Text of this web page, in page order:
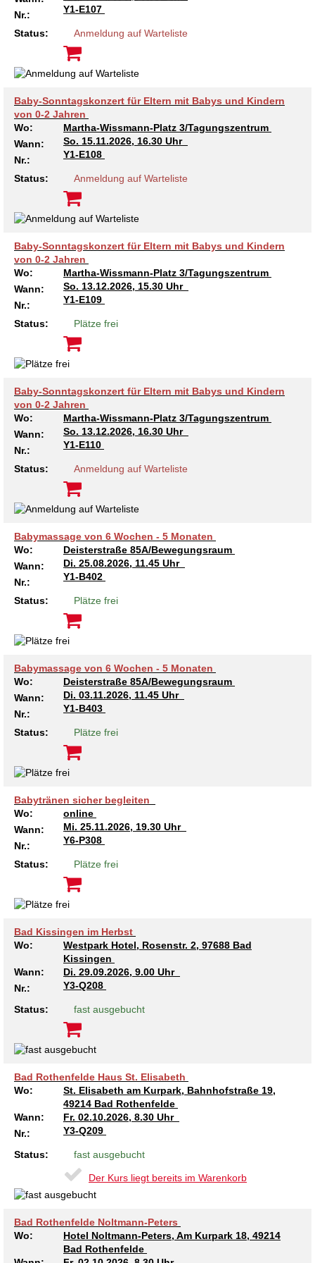
Kindertagesstätte Klaus-Müller-Kilian-Weg /
“Mäuseburg” / Familienzentrum
Kindertagesstätte König-Ludwig-Straße
Kindertagesstätte Langes Feld “Deisterspatzen”
Kindertagesstätte Moorlilienweg /
Familienzentrum
Kindertagesstätte Petermannstraße /
Familienzentrum
Kindertagesstätte Pfarrlandplatz
Kindertagesstätte Rosenbergstraße
Krippe Schleswiger Straße
Kindertagesstätte Schneiderberg
Kindertagesstätte Sylter Weg
Kindertagesstätte Tresckowstraße
Kindertagesstätte Voltmerstraße
Kindertagesstätte Wiehbergstraße
Kindertagesstätte Hiltrud-Grote-Weg
Kindertagesstätte Ibykusweg / Familienzentrum
Kindertagesstätte Johannes-Lau-Hof
Kindertagesstätte Kapellenbrink /
Familienzentrum
Kindertagesstätte Klaus-Müller-Kilian-Weg /
“Mäuseburg” / Familienzentrum
Kindertagesstätte König-Ludwig-Straße
Kindertagesstätte Langes Feld “Deisterspatzen”
Kindertagesstätte Levester Straße
Offene Sprach-Sprechstunde
Kindertagesstätte Moorlilienweg /
Familienzentrum
Kindertagesstätte Mühenkamp / Familienzentrum
Kindertagesstätte Petermannstraße /
Familienzentrum
Kindertagesstätte Pfarrlandplatz
Hör- und Sprachheilkindergarten Ratswiese
Kindertagesstätte Rosenbergstraße
Kindertagesstätte Schneiderberg
Kindertagesstätte Schweriner Straße /
Familienzentrum
Kindertagesstätte Sylter Weg
Kindertagesstätte Tresckowstraße
Kindertagesstätte Voltmerstraße
Nr.:
Y1-E107
Status: Anmeldung auf Warteliste
Baby-Sonntagskonzert für Eltern mit Babys und Kindern
von 0-2 Jahren
Wo:
Martha-Wissmann-Platz 3/Tagungszentrum
Wann:
So. 15.11.2026, 16.30 Uhr
Nr.:
Y1-E108
Status: Anmeldung auf Warteliste
Baby-Sonntagskonzert für Eltern mit Babys und Kindern
von 0-2 Jahren
Wo:
Martha-Wissmann-Platz 3/Tagungszentrum
Wann:
So. 13.12.2026, 15.30 Uhr
Nr.:
Y1-E109
Status: Plätze frei
Baby-Sonntagskonzert für Eltern mit Babys und Kindern
von 0-2 Jahren
Wo:
Martha-Wissmann-Platz 3/Tagungszentrum
Wann:
So. 13.12.2026, 16.30 Uhr
Nr.:
Y1-E110
Status: Anmeldung auf Warteliste
Babymassage von 6 Wochen - 5 Monaten
Wo:
Deisterstraße 85A/Bewegungsraum
Wann:
Di. 25.08.2026, 11.45 Uhr
Nr.:
Y1-B402
Status: Plätze frei
Babymassage von 6 Wochen - 5 Monaten
Wo:
Deisterstraße 85A/Bewegungsraum
Wann:
Di. 03.11.2026, 11.45 Uhr
Nr.:
Y1-B403
Status: Plätze frei
Babytränen sicher begleiten
Wo:
online
Wann:
Mi. 25.11.2026, 19.30 Uhr
Nr.:
Y6-P308
Status: Plätze frei
Bad Kissingen im Herbst
Wo:
Westpark Hotel, Rosenstr. 2, 97688 Bad
Kissingen
Wann:
Di. 29.09.2026, 9.00 Uhr
Nr.:
Y3-Q208
Status: fast ausgebucht
Bad Rothenfelde Haus St. Elisabeth
Wo:
St. Elisabeth am Kurpark, Bahnhofstraße 19,
49214 Bad Rothenfelde
Wann:
Fr. 02.10.2026, 8.30 Uhr
Nr.:
Y3-Q209
Status: fast ausgebucht
Der Kurs liegt bereits im Warenkorb
Bad Rothenfelde Noltmann-Peters
Wo:
Hotel Noltmann-Peters, Am Kurpark 18, 49214
Bad Rothenfelde